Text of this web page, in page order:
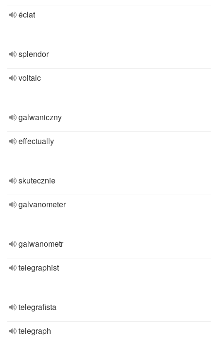
éclat
splendor
voltaic
galwaniczny
effectually
skutecznie
galvanometer
galwanometr
telegraphist
telegrafista
telegraph